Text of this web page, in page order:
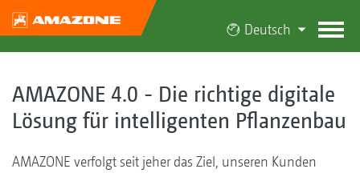
Deutsch
AMAZONE 4.0 - Die richtige digitale
Lösung für intelligenten Pflanzenbau
AMAZONE verfolgt seit jeher das Ziel, unseren Kunden